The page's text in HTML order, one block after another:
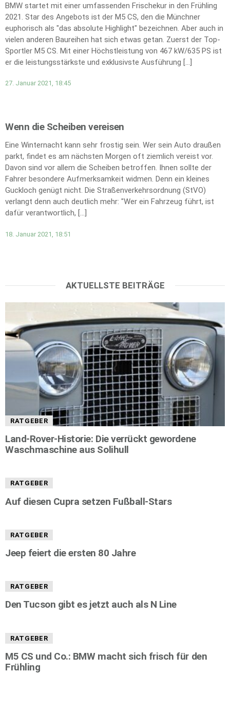
BMW startet mit einer umfassenden Frischekur in den Frühling
2021. Star des Angebots ist der M5 CS, den die Münchner
euphorisch als "das absolute Highlight" bezeichnen. Aber auch in
vielen anderen Baureihen hat sich etwas getan. Zuerst der Top-
Sportler M5 CS. Mit einer Höchstleistung von 467 kW/635 PS ist
er die leistungsstärkste und exklusivste Ausführung […]
27. Januar 2021, 18:45
Wenn die Scheiben vereisen
Eine Winternacht kann sehr frostig sein. Wer sein Auto draußen
parkt, findet es am nächsten Morgen oft ziemlich vereist vor.
Davon sind vor allem die Scheiben betroffen. Ihnen sollte der
Fahrer besondere Aufmerksamkeit widmen. Denn ein kleines
Guckloch genügt nicht. Die Straßenverkehrsordnung (StVO)
verlangt denn auch deutlich mehr: "Wer ein Fahrzeug führt, ist
dafür verantwortlich, […]
18. Januar 2021, 18:51
AKTUELLSTE BEITRÄGE
RATGEBER
Land-Rover-Historie: Die verrückt gewordene
Waschmaschine aus Solihull
RATGEBER
Auf diesen Cupra setzen Fußball-Stars
RATGEBER
Jeep feiert die ersten 80 Jahre
RATGEBER
Den Tucson gibt es jetzt auch als N Line
RATGEBER
M5 CS und Co.: BMW macht sich frisch für den
Frühling